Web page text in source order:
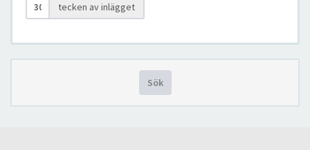
tecken av inlägget
Sök